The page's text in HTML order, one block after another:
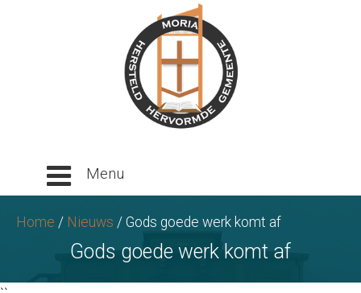
Home / Nieuws / Gods goede werk komt af
Gods goede werk komt af